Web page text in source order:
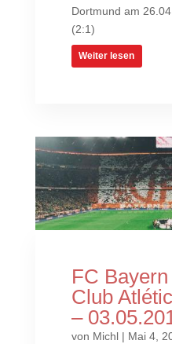
Dortmund am
(2:1)
Weiter lesen
FC
Club
–
von Michl| Mai 4,